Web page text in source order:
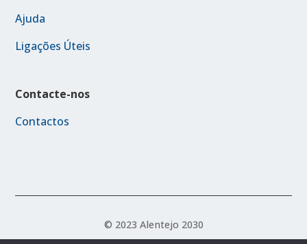
Ajuda
Ligações Úteis
Contacte-nos
Contactos
© 2023 Alentejo 2030